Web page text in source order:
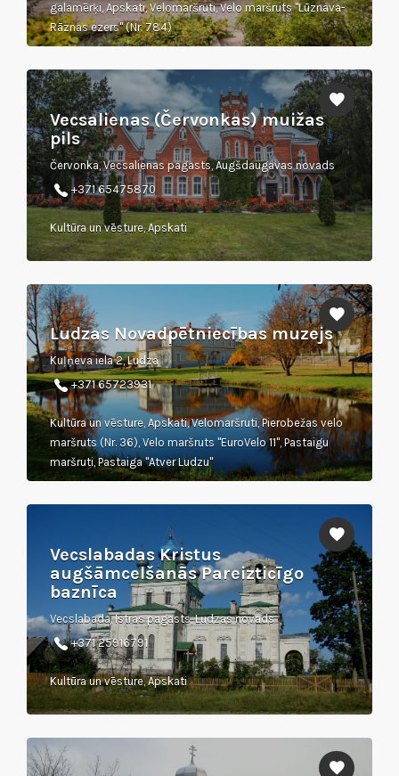
galamērķi, Apskati, Velomaršruti, Velo maršruts "Lūznava-
Rāznas ezers" (Nr. 784)
Vecsalienas (Červonkas) muižas
pils
Červonka, Vecsalienas pagasts, Augšdaugavas novads
+371 65475870
Kultūra un vēsture, Apskati
Ludzas Novadpētniecības muzejs
Kuļņeva iela 2, Ludza
+371 65723931
Kultūra un vēsture, Apskati, Velomaršruti, Pierobežas velo
maršruts (Nr. 36), Velo maršruts "EuroVelo 11", Pastaigu
maršruti, Pastaiga "Atver Ludzu"
Vecslabadas Kristus
augšāmcelšanās Pareizticīgo
baznīca
Vecslabada, Istras pagasts, Ludzas novads
+371 25916791
Kultūra un vēsture, Apskati